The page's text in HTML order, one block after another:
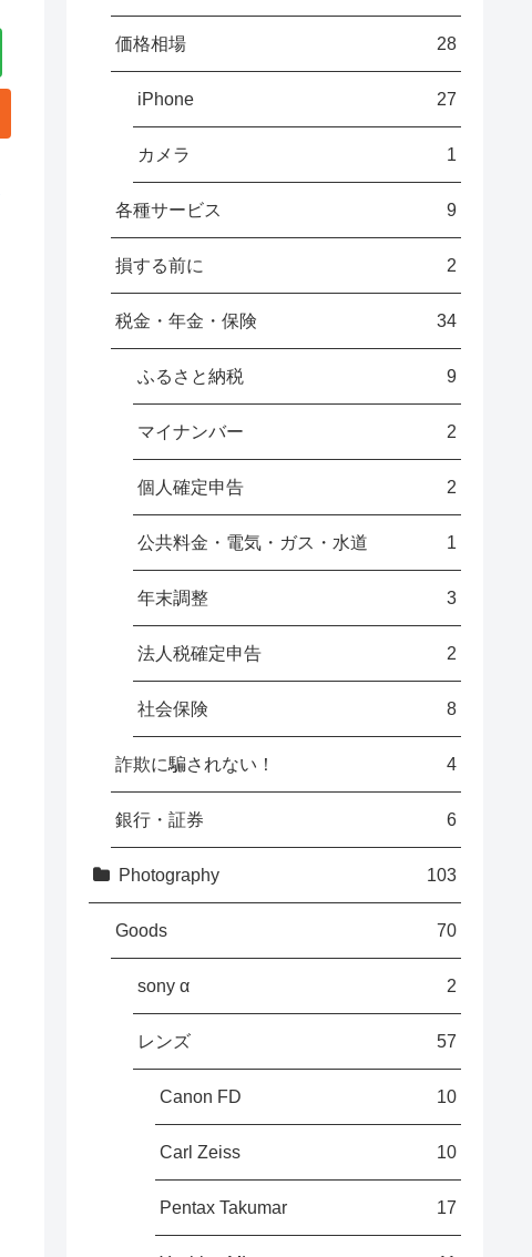
価格相場 28
iPhone 27
カメラ 1
各種サービス 9
損する前に 2
税金・年金・保険 34
ふるさと納税 9
マイナンバー 2
個人確定申告 2
公共料金・電気・ガス・水道 1
年末調整 3
法人税確定申告 2
社会保険 8
詐欺に騙されない！ 4
銀行・証券 6
Photography 103
Goods 70
sony α 2
レンズ 57
Canon FD 10
Carl Zeiss 10
Pentax Takumar 17